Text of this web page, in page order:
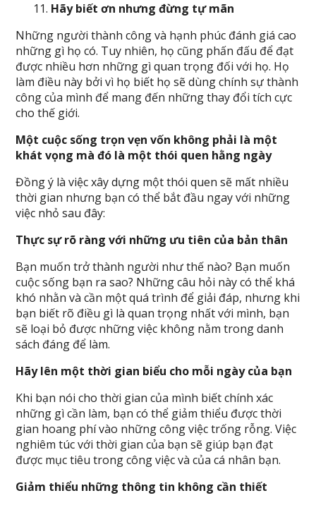
Hãy biết ơn nhưng đừng tự mãn
Những người thành công và hạnh phúc đánh giá cao
những gì họ có. Tuy nhiên, họ cũng phấn đấu để đạt
được nhiều hơn những gì quan trọng đối với họ. Họ
làm điều này bởi vì họ biết họ sẽ dùng chính sự thành
công của mình để mang đến những thay đổi tích cực
cho thế giới.
Một cuộc sống trọn vẹn vốn không phải là một
khát vọng mà đó là một thói quen hằng ngày
Đồng ý là việc xây dựng một thói quen sẽ mất nhiều
thời gian nhưng bạn có thể bắt đầu ngay với những
việc nhỏ sau đây:
Thực sự rõ ràng với những ưu tiên của bản thân
Bạn muốn trở thành người như thế nào? Bạn muốn
cuộc sống bạn ra sao? Những câu hỏi này có thể khá
khó nhằn và cần một quá trình để giải đáp, nhưng khi
bạn biết rõ điều gì là quan trọng nhất với mình, bạn
sẽ loại bỏ được những việc không nằm trong danh
sách đáng để làm.
Hãy lên một thời gian biểu cho mỗi ngày của bạn
Khi bạn nói cho thời gian của mình biết chính xác
những gì cần làm, bạn có thể giảm thiểu được thời
gian hoang phí vào những công việc trống rỗng. Việc
nghiêm túc với thời gian của bạn sẽ giúp bạn đạt
được mục tiêu trong công việc và của cá nhân bạn.
Giảm thiểu những thông tin không cần thiết